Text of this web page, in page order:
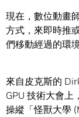
現在，數位動畫
方式，來即時推
們移動經過的環境
來自皮克斯的
GPU 技術大會上
操縱「怪獸大學